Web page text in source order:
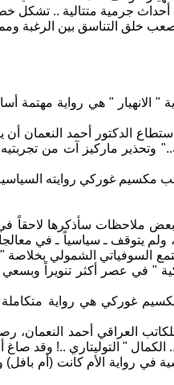
أحداث جرمية متتالية .. تشكل
" الانهيار " هي رواية
الدكتور أحمد النعمان أن
وتحذير ماركيز آت من
عام 1905 كتب مكسيم غوركي روايته
ملاحظات سأذكرها لاحقاً في
ولم يتوقف ـ سياسياً ـ في
السوفياتي الشمولي
" في عصر أكثر تنويراً
غوركي هي رواية متكاملة
" للكاتب العراقي أحمد
الكمال " التوليتاري ..! وقد صاغ أحداثها بعين الصحفي المراقب الذي عاش أكثر من ربع قرن شاهداً على تراجيديا سجلها لاحقاً في روايته ..
في رواية الأم كانت (أم